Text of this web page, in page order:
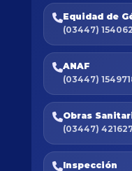
Equidad de
(03447)
ANAF
(03447)
Obras
(03447)
Inspección